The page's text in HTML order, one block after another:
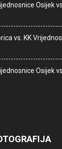
Osijek
vs. KK
Osijek